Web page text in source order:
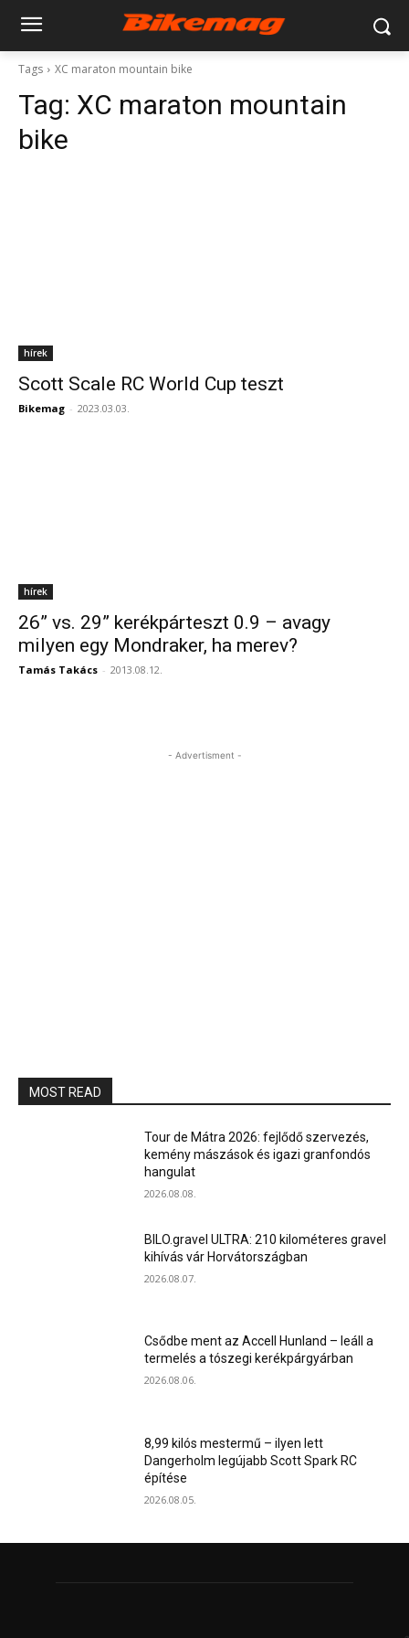
Tags XC maraton mountain bike
Tag: XC maraton mountain
bike
hírek
Scott Scale RC World Cup teszt
Bikemag - 2023.03.03.
hírek
26” vs. 29” kerékpárteszt 0.9 – avagy
milyen egy Mondraker, ha merev?
Tamás Takács - 2013.08.12.
- Advertisment -
MOST READ
Tour de Mátra 2026: fejlődő szervezés,
kemény mászások és igazi granfondós
hangulat
2026.08.08.
BILO.gravel ULTRA: 210 kilométeres gravel
kihívás vár Horvátországban
2026.08.07.
Csődbe ment az Accell Hunland – leáll a
termelés a tószegi kerékpárgyárban
2026.08.06.
8,99 kilós mestermű – ilyen lett
Dangerholm legújabb Scott Spark RC
építése
2026.08.05.